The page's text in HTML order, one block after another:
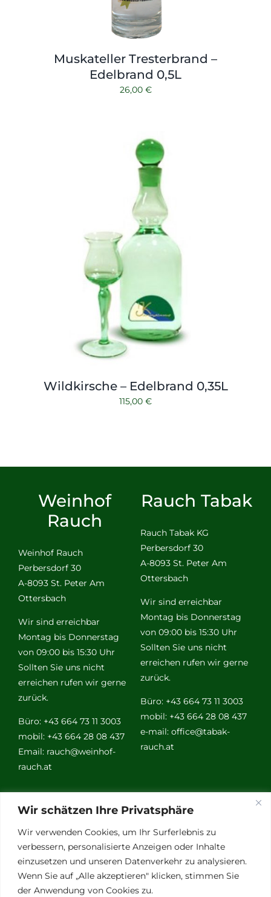
Wir schätzen Ihre Privatsphäre
Wir verwenden Cookies, um Ihr Surferlebnis zu
verbessern, personalisierte Anzeigen oder Inhalte
einzusetzen und unseren Datenverkehr zu analysieren.
Wenn Sie auf „Alle akzeptieren" klicken, stimmen Sie
der Anwendung von Cookies zu.
Muskateller Tresterbrand –
Edelbrand 0,5L
26,00 €
Wildkirsche – Edelbrand 0,35L
115,00 €
Weinhof
Rauch
Weinhof Rauch
Perbersdorf 30
A-8093 St. Peter Am
Ottersbach
Wir sind erreichbar
Montag bis Donnerstag
von 09:00 bis 15:30 Uhr
Sollten Sie uns nicht
erreichen rufen wir gerne
zurück.
Büro: +43 664 73 11 3003
mobil: +43 664 28 08 437
Email: rauch@weinhof-
rauch.at
Rauch Tabak
Rauch Tabak KG
Perbersdorf 30
A-8093 St. Peter Am
Ottersbach
Wir sind erreichbar
Montag bis Donnerstag
von 09:00 bis 15:30 Uhr
Sollten Sie uns nicht
erreichen rufen wir gerne
zurück.
Büro: +43 664 73 11 3003
mobil: +43 664 28 08 437
e-mail: office@tabak-
rauch.at
Weitere
Links
Vino Vitalis
Ottersbachtal
Partnerbetriebe